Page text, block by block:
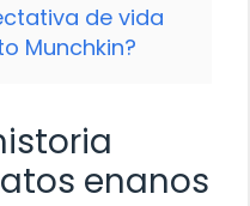
de vida
Munchkin?
enanos